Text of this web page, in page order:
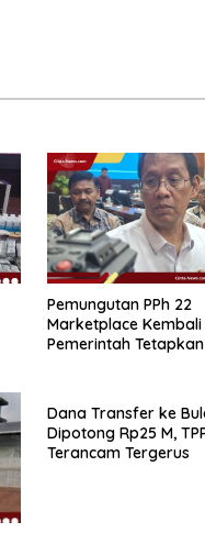
Pemungutan PPh 22
Marketplace Kembali
Pemerintah Tetapkan
Dana Transfer ke
Dipotong Rp25 M,
Terancam Tergerus